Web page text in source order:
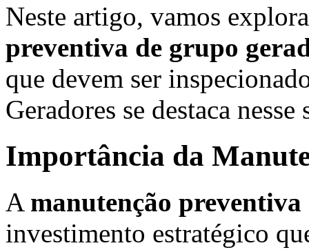
Neste artigo, vamos
preventiva de grupo
que devem ser
Geradores se destaca nesse
Importância da
A manutenção
investimento estratégico